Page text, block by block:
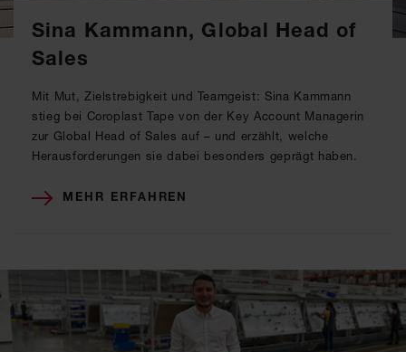
Sina Kammann, Global Head of
Sales
Mit Mut, Zielstrebigkeit und Teamgeist: Sina Kammann
stieg bei Coroplast Tape von der Key Account Managerin
zur Global Head of Sales auf – und erzählt, welche
Herausforderungen sie dabei besonders geprägt haben.
MEHR ERFAHREN